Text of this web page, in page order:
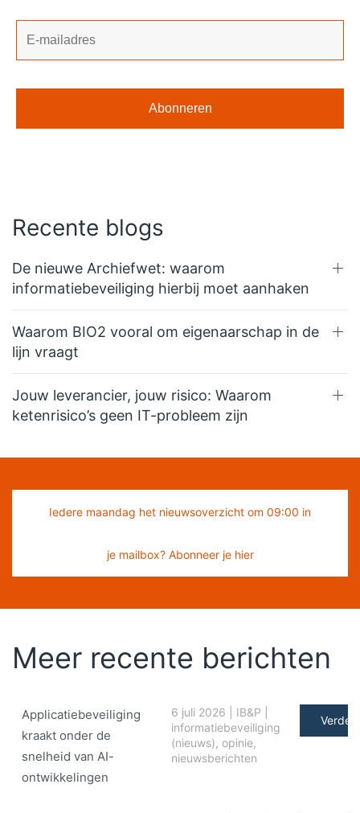
Recente blogs
De nieuwe Archiefwet: waarom
informatiebeveiliging hierbij moet aanhaken
Waarom BIO2 vooral om eigenaarschap in de
lijn vraagt
Jouw leverancier, jouw risico: Waarom
ketenrisico’s geen IT-probleem zijn
Iedere maandag het nieuwsoverzicht om 09:00 in
je mailbox? Abonneer je hier
Meer recente berichten
Applicatiebeveiliging
kraakt onder de
snelheid van AI-
ontwikkelingen
6 juli 2026 IB&P
informatiebeveiliging
(nieuws), opinie,
nieuwsberichten
Verder